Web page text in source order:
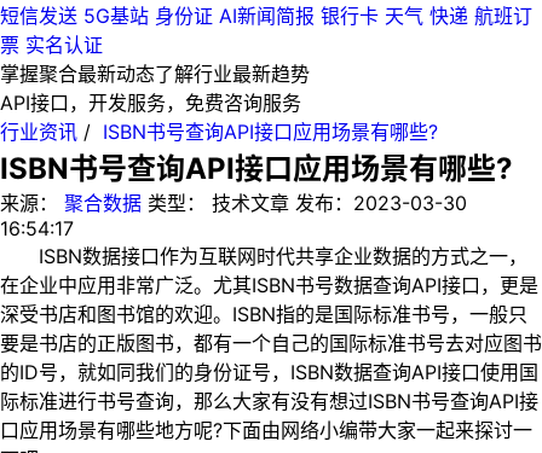
短信发送 5G基站 身份证 AI新闻简报 银行卡 天气 快递 航班订
票 实名认证
掌握聚合最新动态了解行业最新趋势
API接口，开发服务，免费咨询服务
行业资讯 / ISBN书号查询API接口应用场景有哪些?
ISBN书号查询API接口应用场景有哪些?
来源： 聚合数据 类型： 技术文章 发布： 2023-03-30
16:54:17
ISBN数据接口作为互联网时代共享企业数据的方式之一，
在企业中应用非常广泛。尤其ISBN书号数据查询API接口，更是
深受书店和图书馆的欢迎。ISBN指的是国际标准书号，一般只
要是书店的正版图书，都有一个自己的国际标准书号去对应图书
的ID号，就如同我们的身份证号，ISBN数据查询API接口使用国
际标准进行书号查询，那么大家有没有想过ISBN书号查询API接
口应用场景有哪些地方呢?下面由网络小编带大家一起来探讨一